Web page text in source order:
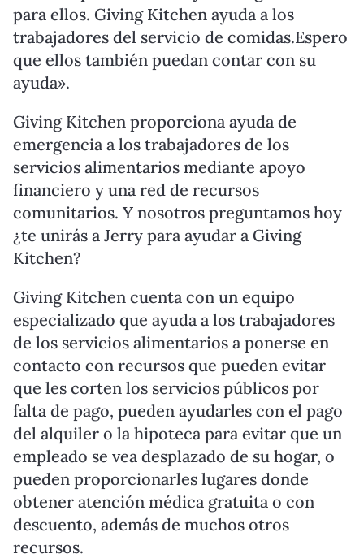
para ellos. Giving Kitchen ayuda a los
trabajadores del servicio de comidas.Espero
que ellos también puedan contar con su
ayuda».
Giving Kitchen proporciona ayuda de
emergencia a los trabajadores de los
servicios alimentarios mediante apoyo
financiero y una red de recursos
comunitarios. Y nosotros preguntamos hoy
¿te unirás a Jerry para ayudar a Giving
Kitchen?
Giving Kitchen cuenta con un equipo
especializado que ayuda a los trabajadores
de los servicios alimentarios a ponerse en
contacto con recursos que pueden evitar
que les corten los servicios públicos por
falta de pago, pueden ayudarles con el pago
del alquiler o la hipoteca para evitar que un
empleado se vea desplazado de su hogar, o
pueden proporcionarles lugares donde
obtener atención médica gratuita o con
descuento, además de muchos otros
recursos.